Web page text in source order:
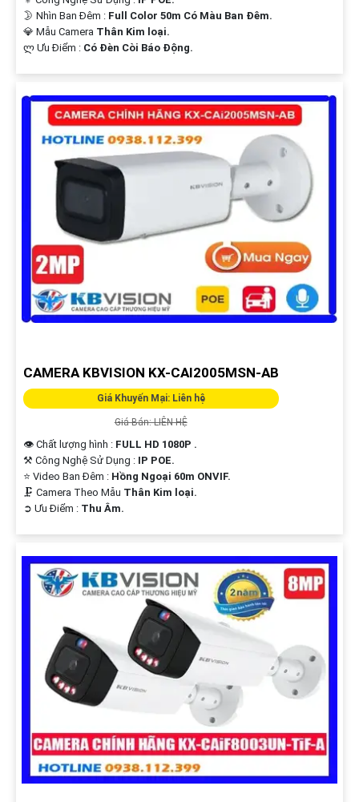
🌛 Nhìn Ban Đêm : Full Color 50m Có Màu Ban Ðêm.
💎 Mẫu Camera Thân Kim loại.
️ლ Ưu Điểm : Có Ðèn Còi Báo Động.
CAMERA KBVISION KX-CAI2005MSN-AB
Giá Khuyến Mại: Liên hệ
Giá Bán: LIÊN HỆ
👁 Chất lượng hình : FULL HD 1080P .
⚒ Công Nghệ Sử Dụng : IP POE.
⭐ Video Ban Đêm : Hồng Ngoại 60m ONVIF.
🗜️ Camera Theo Mẫu Thân Kim loại.
️➲ Ưu Điểm : Thu Âm.